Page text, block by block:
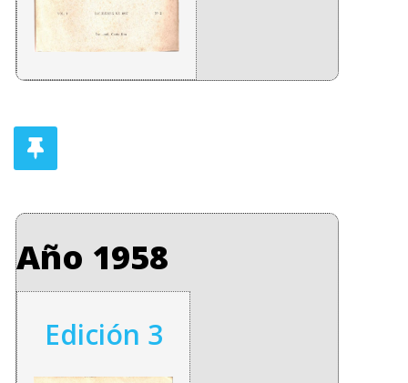
Año 1958
Edición 3